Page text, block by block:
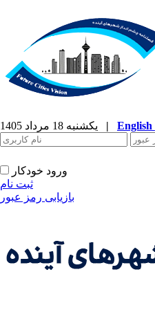
| English
ورود خودکار
ثبت نام
بازیابی رمز عبور